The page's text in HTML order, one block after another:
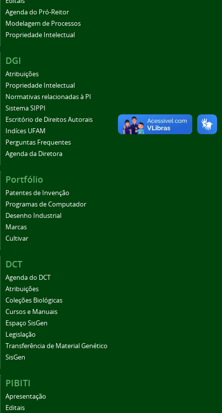
Agenda do Pró-Reitor
Modelagem de Processos
Propriedade Intelectual
DGI
Atribuições
Propriedade Intelectual
Normativas relacionadas à PI
Sistema SIPPI
Escritório de Direitos Autorais
Indíces UFAM
Perguntas Frequentes
Agenda da Diretora
Portfólio
Patentes de Invenção
Programas de Computador
Desenho Industrial
Marcas
Cultivar
DCT
Agenda do DCT
Atribuições
Coleções Biológicas
Cursos e Manuais
Espaço SisGen
Legislação
Transferência de Material Genético
SisGen
PIBITI
Apresentação
Editais